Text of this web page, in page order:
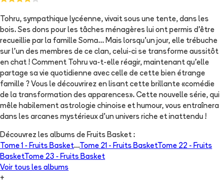
Tohru, sympathique lycéenne, vivait sous une tente, dans les
bois. Ses dons pour les tâches ménagères lui ont permis d'être
recueillie par la famille Soma... Mais lorsqu'un jour, elle trébuche
sur l'un des membres de ce clan, celui-ci se transforme aussitôt
en chat ! Comment Tohru va-t-elle réagir, maintenant qu'elle
partage sa vie quotidienne avec celle de cette bien étrange
famille ? Vous le découvrirez en lisant cette brillante «comédie
de la transformation des apparences». Cette nouvelle série, qui
mêle habilement astrologie chinoise et humour, vous entraînera
dans les arcanes mystérieux d'un univers riche et inattendu !
Découvrez les albums de Fruits Basket :
Tome 1 - Fruits Basket...Tome 21 - Fruits BasketTome 22 - Fruits
BasketTome 23 - Fruits Basket
Voir tous les albums
+